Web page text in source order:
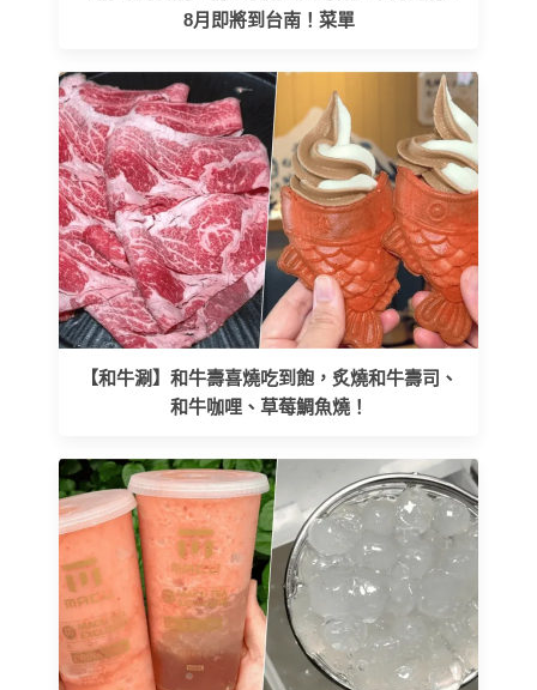
8月即將到台南！菜單
【和牛涮】和牛壽喜燒吃到飽，炙燒和牛壽司、
和牛咖哩、草莓鯛魚燒！